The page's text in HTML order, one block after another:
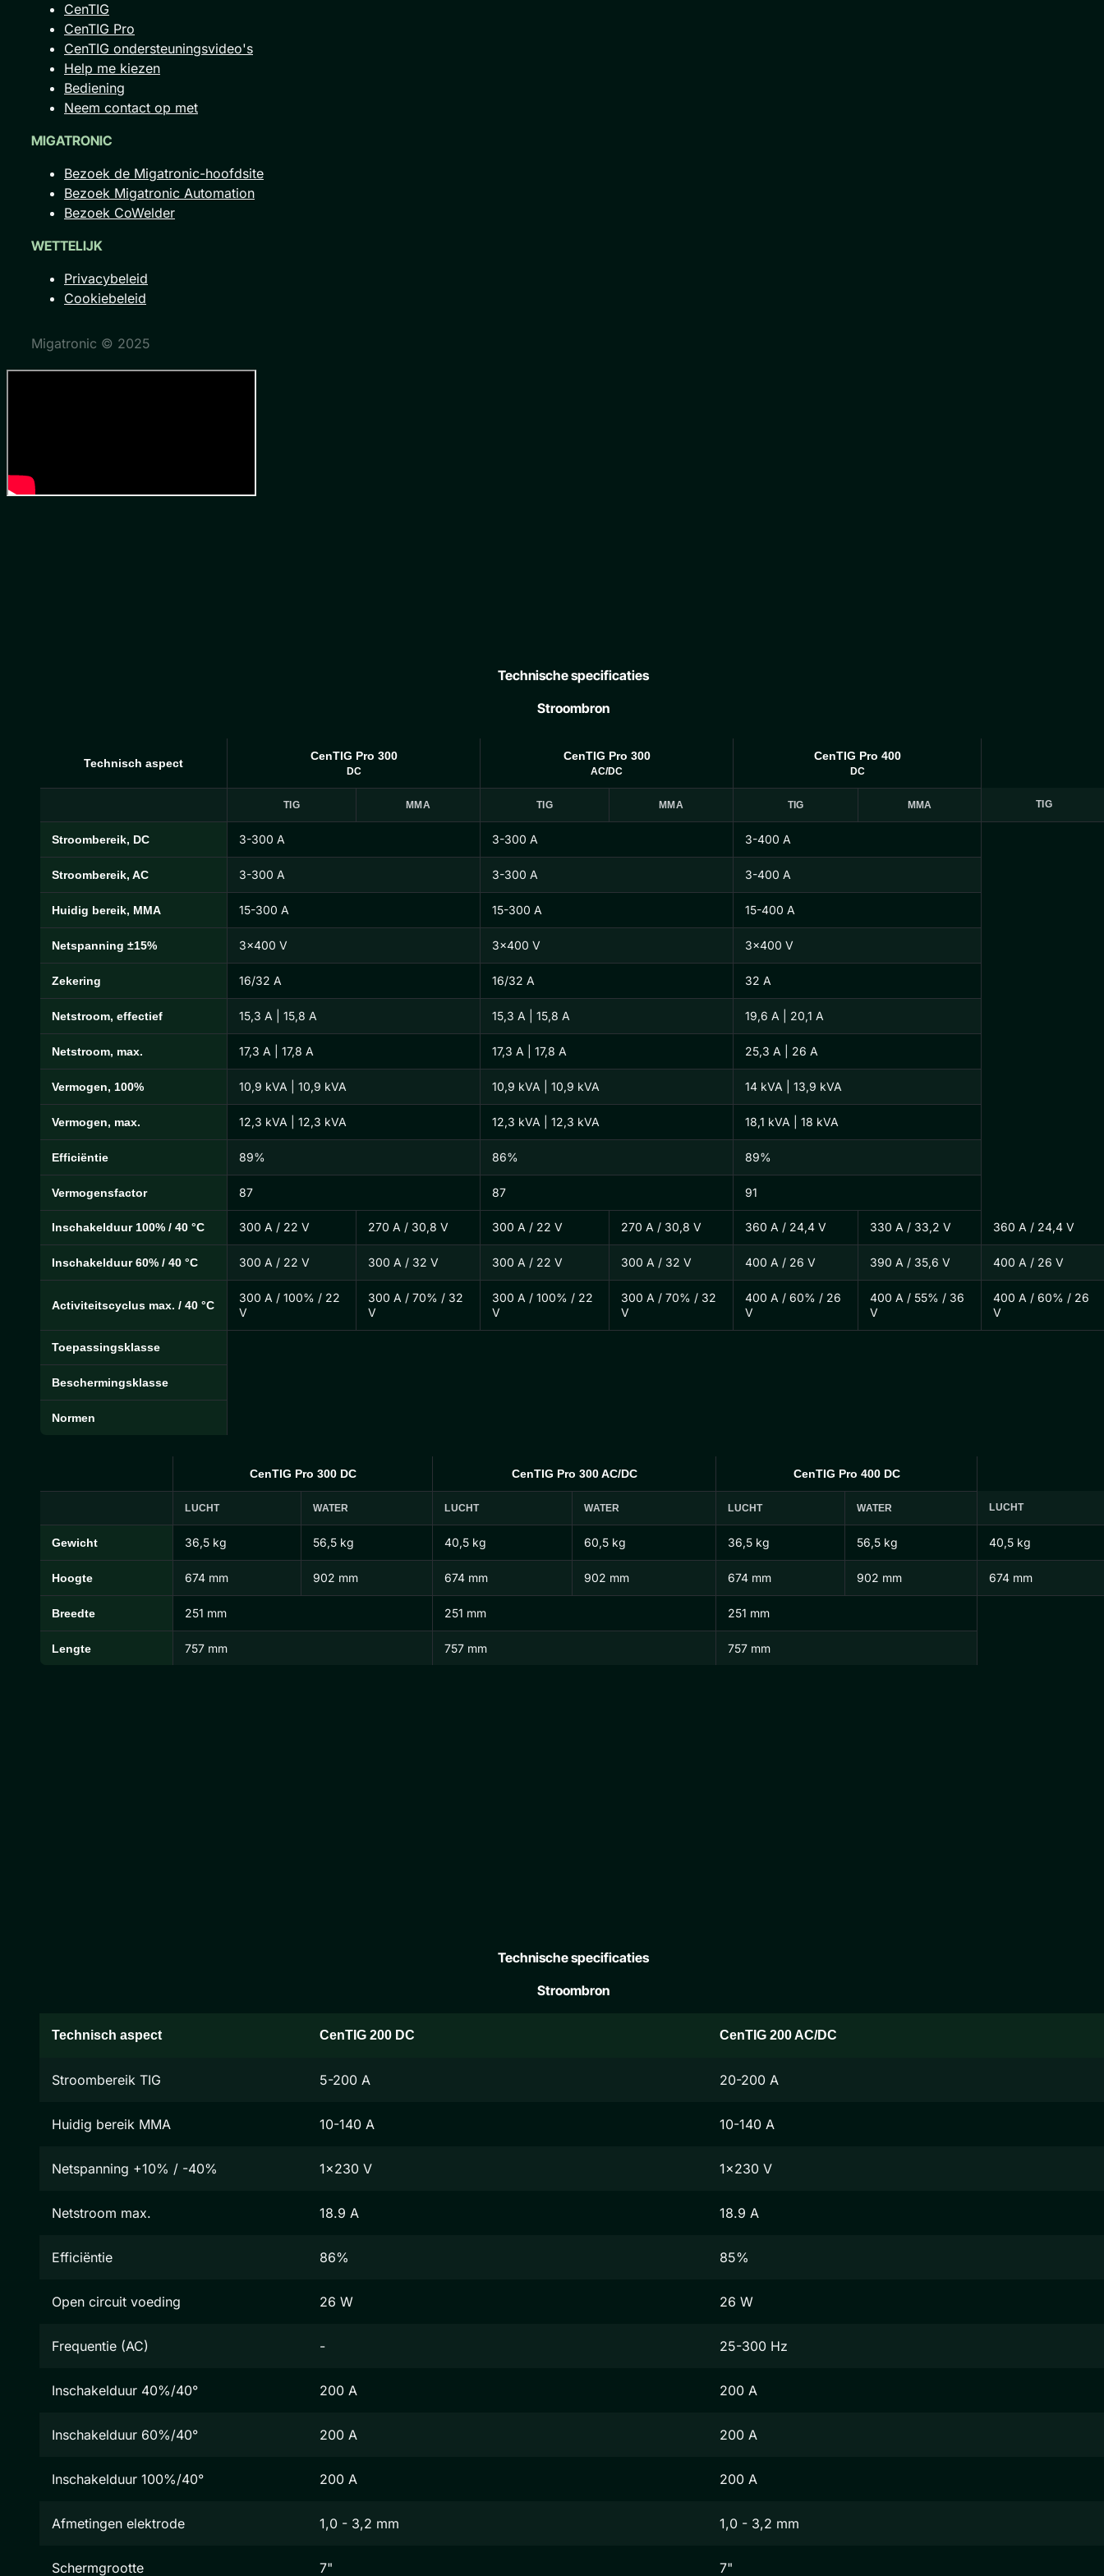
CenTIG
CenTIG Pro
CenTIG ondersteuningsvideo's
Help me kiezen
Bediening
Neem contact op met
MIGATRONIC
Bezoek de Migatronic-hoofdsite
Bezoek Migatronic Automation
Bezoek CoWelder
WETTELIJK
Privacybeleid
Cookiebeleid
Migatronic © 2025
Technische specificaties
Stroombron
Technische specificaties CenTIG Pro
Technisch aspect
CenTIG Pro 300
DC
CenTIG Pro 300
AC/DC
CenTIG Pro 400
DC
TIG MMA TIG MMA TIG MMA TIG
Stroombereik, DC 3-300 A 3-300 A 3-400 A
Stroombereik, AC 3-300 A 3-300 A 3-400 A
Huidig bereik, MMA 15-300 A 15-300 A 15-400 A
Netspanning ±15% 3×400 V 3×400 V 3×400 V
Zekering 16/32 A 16/32 A 32 A
Netstroom, effectief 15,3 A | 15,8 A 15,3 A | 15,8 A 19,6 A | 20,1 A
Netstroom, max. 17,3 A | 17,8 A 17,3 A | 17,8 A 25,3 A | 26 A
Vermogen, 100% 10,9 kVA | 10,9 kVA 10,9 kVA | 10,9 kVA 14 kVA | 13,9 kVA
Vermogen, max. 12,3 kVA | 12,3 kVA 12,3 kVA | 12,3 kVA 18,1 kVA | 18 kVA
Efficiëntie 89% 86% 89%
Vermogensfactor 87 87 91
Inschakelduur 100% / 40 °C 300 A / 22 V 270 A / 30,8 V 300 A / 22 V 270 A / 30,8 V 360 A / 24,4 V 330 A / 33,2 V 360 A / 24,4 V
Inschakelduur 60% / 40 °C 300 A / 22 V 300 A / 32 V 300 A / 22 V 300 A / 32 V 400 A / 26 V 390 A / 35,6 V 400 A / 26 V
Activiteitscyclus max. / 40 °C
300 A / 100% / 22
V
300 A / 70% / 32
V
300 A / 100% / 22
V
300 A / 70% / 32
V
400 A / 60% / 26
V
400 A / 55% / 36
V
400 A / 60% / 26
V
Toepassingsklasse
Beschermingsklasse
Normen
CenTIG Pro Afmetingen en Gewichten
CenTIG Pro 300 DC CenTIG Pro 300 AC/DC CenTIG Pro 400 DC
LUCHT WATER LUCHT WATER LUCHT WATER LUCHT
Gewicht 36,5 kg 56,5 kg 40,5 kg 60,5 kg 36,5 kg 56,5 kg 40,5 kg
Hoogte 674 mm 902 mm 674 mm 902 mm 674 mm 902 mm 674 mm
Breedte 251 mm 251 mm 251 mm
Lengte 757 mm 757 mm 757 mm
Technische specificaties
Stroombron
Technisch aspect CenTIG 200 DC CenTIG 200 AC/DC
Stroombereik TIG 5-200 A 20-200 A
Huidig bereik MMA 10-140 A 10-140 A
Netspanning +10% / -40% 1x230 V 1x230 V
Netstroom max. 18.9 A 18.9 A
Efficiëntie 86% 85%
Open circuit voeding 26 W 26 W
Frequentie (AC) - 25-300 Hz
Inschakelduur 40%/40° 200 A 200 A
Inschakelduur 60%/40° 200 A 200 A
Inschakelduur 100%/40° 200 A 200 A
Afmetingen elektrode 1,0 - 3,2 mm 1,0 - 3,2 mm
Schermgrootte 7" 7"